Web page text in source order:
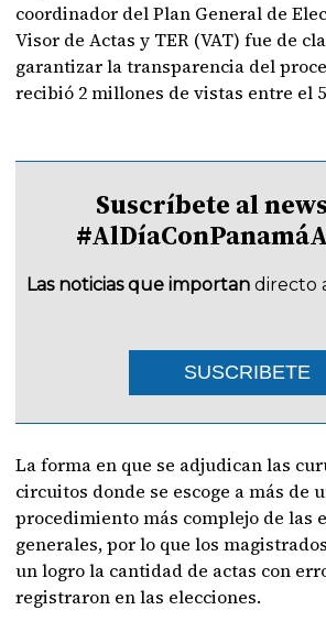
coordinador del Plan General de
Visor de Actas y TER (VAT) fue de
garantizar la transparencia del
recibió 2 millones de vistas entre el
Suscríbete al
Las noticias que importan directo
SUSCRIBETE
La forma en que se adjudican las
circuitos donde se escoge a más de
procedimiento más complejo de las
generales, por lo que los
un logro la cantidad de actas con
registraron en las elecciones.